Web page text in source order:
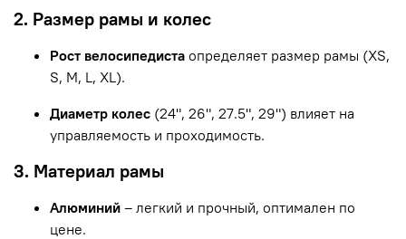
2. Размер рамы и колес
Рост велосипедиста определяет размер рамы (XS,
S, M, L, XL).
Диаметр колес (24", 26", 27.5", 29") влияет на
управляемость и проходимость.
3. Материал рамы
Алюминий – легкий и прочный, оптимален по
цене.